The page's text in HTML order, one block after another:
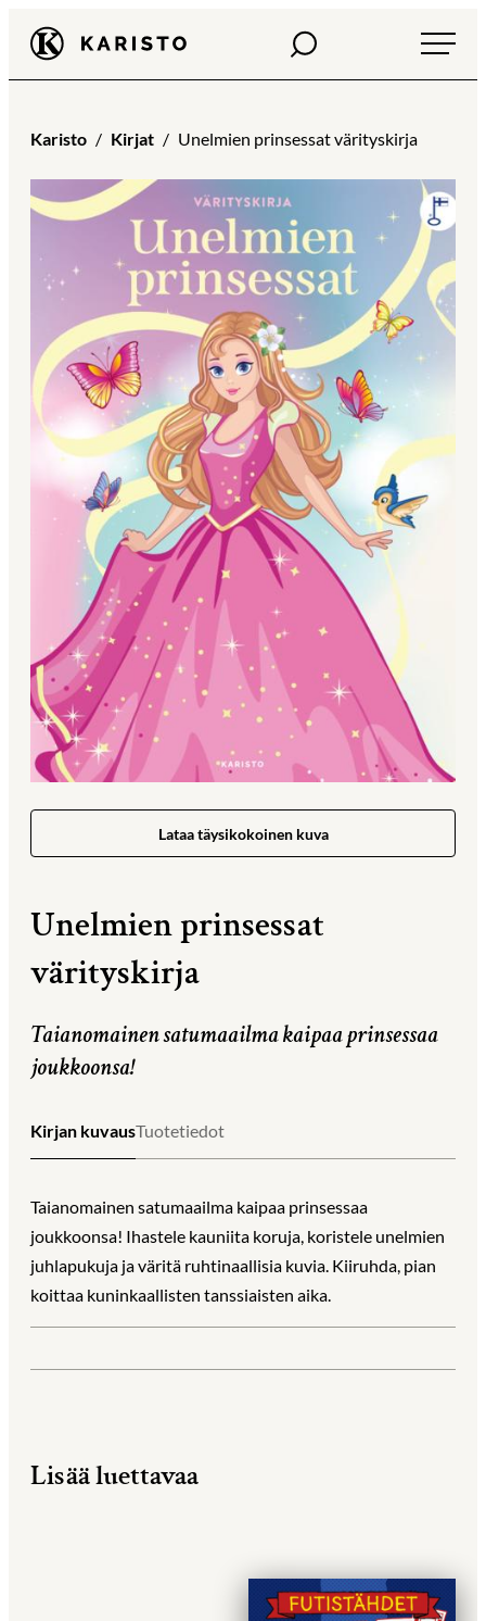
Siirry
suoraan
sisältöön
Karisto Haku
Karisto Kirjat Unelmien prinsessat värityskirja
Lataa täysikokoinen kuva
Unelmien prinsessat
värityskirja
Taianomainen satumaailma kaipaa prinsessaa
joukkoonsa!
Kirjan kuvausTuotetiedot
Taianomainen satumaailma kaipaa prinsessaa
joukkoonsa! Ihastele kauniita koruja, koristele unelmien
juhlapukuja ja väritä ruhtinaallisia kuvia. Kiiruhda, pian
koittaa kuninkaallisten tanssiaisten aika.
Lisää luettavaa